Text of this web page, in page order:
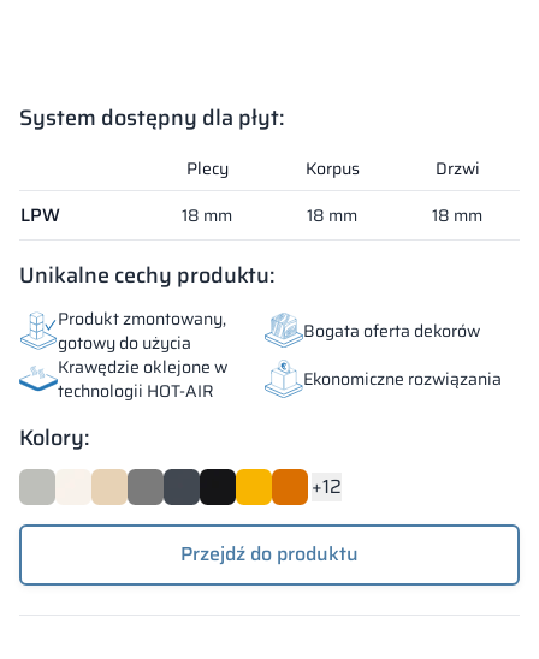
System dostępny dla płyt:
System dostępny dla płyt:
Plecy Korpus Drzwi
LPW 18 mm 18 mm 18 mm
Unikalne cechy produktu:
Produkt zmontowany,
gotowy do użycia
Bogata oferta dekorów
Krawędzie oklejone w
technologii HOT-AIR
Ekonomiczne rozwiązania
Kolory:
+12
Przejdź do produktu